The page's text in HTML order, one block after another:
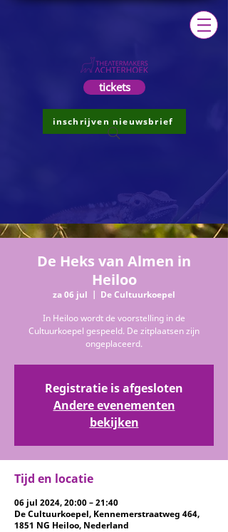
tickets
inschrijven nieuwsbrief
De Heks van Almen in
Heiloo
za 06 jul
  |
De Cultuurkoepel
In Heiloo wordt de voorstelling in de
Cultuurkoepel gespeeld. De zitplaatsen zijn
ongeplaceerd.
Registratie is afgesloten
Andere evenementen
bekijken
Tijd en locatie
06 jul 2024, 20:00 – 21:40
De Cultuurkoepel, Kennemerstraatweg 464,
1851 NG Heiloo, Nederland